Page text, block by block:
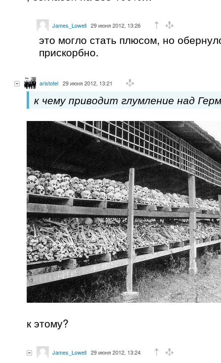
James_Lowell 29 июня 2012, 13:26
это могло стать плюсом, но
прискорбно.
aristotel 29 июня 2012, 13:21
к чему приводит глумление над
к этому?
James_Lowell 29 июня 2012, 13:24